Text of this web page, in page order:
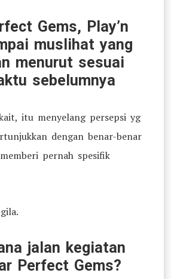
Gems, Play’n
muslihat yang
menurut sesuai
sebelumnya
itu menyelang persepsi yg
dengan benar-benar
pernah spesifik
jalan kegiatan
Perfect Gems?